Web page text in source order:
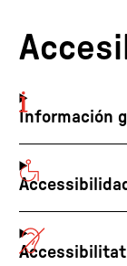
Información